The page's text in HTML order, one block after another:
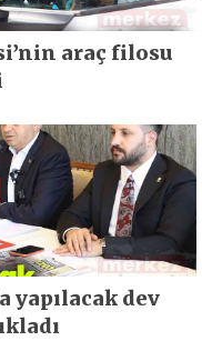
araç filosu
yapılacak dev